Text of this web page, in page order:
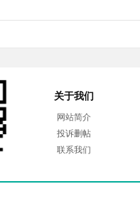
关于我们
网站简介
投诉删帖
联系我们